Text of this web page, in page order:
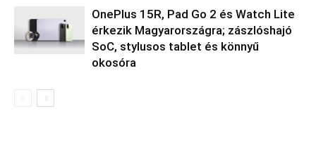
OnePlus 15R, Pad Go 2 és Watch Lite
érkezik Magyarországra; zászlóshajó
SoC, stylusos tablet és könnyű
okosóra